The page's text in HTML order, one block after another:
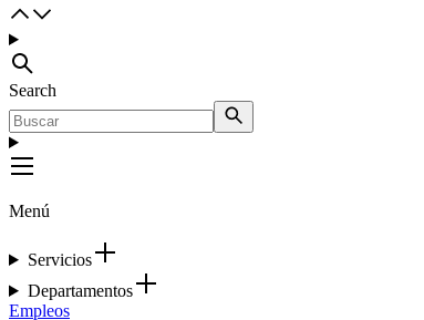
Search
Menú
Servicios
Departamentos
Empleos